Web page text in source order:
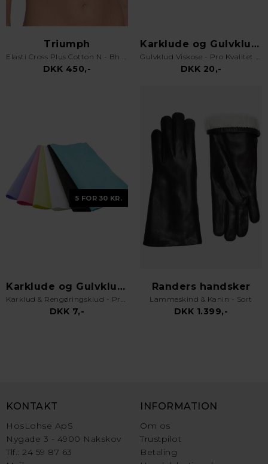
Triumph
Elasti Cross Plus Cotton N - Bh uden bøjle - Hvid
DKK 450,-
Karklude og Gulvklude
Gulvklud Viskose - Pro Kvalitet - Orange
DKK 20,-
5 FOR 30 KR.
Karklude og Gulvklude
Karklud & Rengøringsklud - Pro Kvalitet - Valgfri Farve
DKK 7,-
Randers handsker
Lammeskind & Kanin - Sort
DKK 1.399,-
KONTAKT
HosLohse ApS
Nygade 3 - 4900 Nakskov
Tlf.: 24 59 87 63
INFORMATION
Om os
Trustpilot
Betaling